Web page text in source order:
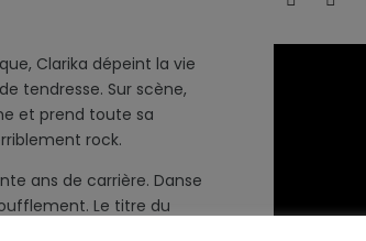
Clarika dépeint la vie
tendresse. Sur scène,
et prend toute sa
rock.
ans de carrière. Danse
Le titre du